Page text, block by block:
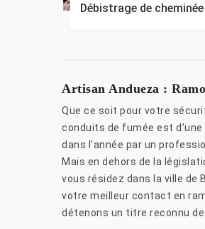
Débistrage de
Artisan Andueza :
Que ce soit pour votre
conduits de fumée est
dans l’année par un
Mais en dehors de la
vous résidez dans la ville de
votre meilleur contact en
détenons un titre reconnu